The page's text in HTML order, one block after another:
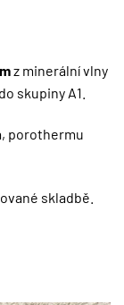
z minerální vlny
skupiny A1.
porothermu
skladbě.